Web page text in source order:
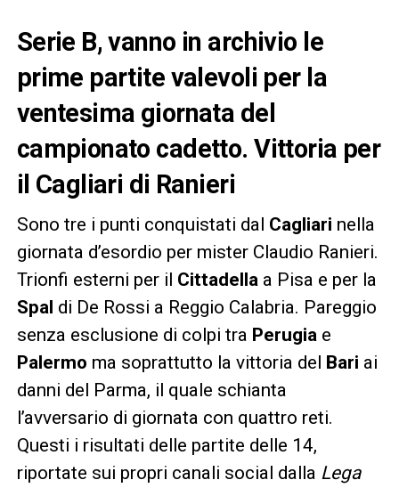
Serie B, vanno in archivio le
prime partite valevoli per la
ventesima giornata del
campionato cadetto. Vittoria per
il Cagliari di Ranieri
Sono tre i punti conquistati dal Cagliari nella
giornata d’esordio per mister Claudio Ranieri.
Trionfi esterni per il Cittadella a Pisa e per la
Spal di De Rossi a Reggio Calabria. Pareggio
senza esclusione di colpi tra Perugia e
Palermo ma soprattutto la vittoria del Bari ai
danni del Parma, il quale schianta
l’avversario di giornata con quattro reti.
Questi i risultati delle partite delle 14,
riportate sui propri canali social dalla Lega